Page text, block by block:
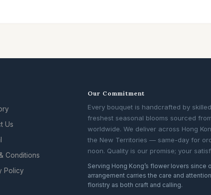
Us
Conditions
Policy
Our Commitment
Every bouquet is handcrafted by
freshest seasonal blooms sourced
worldwide. We deliver across Hong
the New Territories — same-day for
noon. Quality is our promise; your
Serving Hong Kong’s flower lovers since
arrangement carries the care and
floristry as both craft and calling.